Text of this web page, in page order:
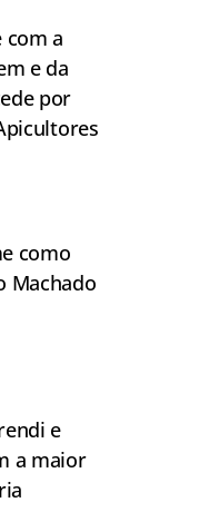
com a
e da
por
como
Machado
e
a maior